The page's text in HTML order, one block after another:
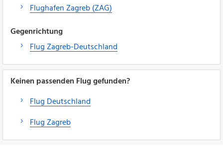
Flughafen Zagreb (ZAG)
Gegenrichtung
Flug Zagreb-Deutschland
Keinen passenden Flug gefunden?
Flug Deutschland
Flug Zagreb